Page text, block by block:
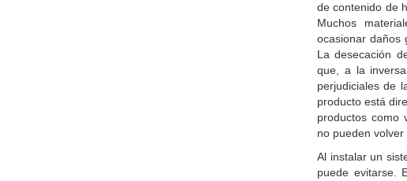
de contenido de
Muchos
ocasionar daños
La desecación
que, a la
perjudiciales de
producto está
productos como
no pueden
Al instalar un
puede evitarse.